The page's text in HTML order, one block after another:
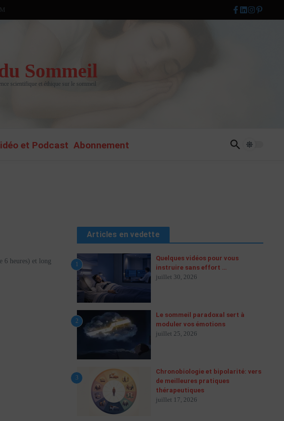
Sommeil
scientifique et éthique sur le sommeil
et Podcast Abonnement
6 heures) et long
Articles en vedette
1
Quelques vidéos pour vous
instruire sans effort …
juillet 30, 2026
2
Le sommeil paradoxal sert à
moduler vos émotions
juillet 25, 2026
3
Chronobiologie et bipolarité: vers
de meilleures pratiques
thérapeutiques
juillet 17, 2026